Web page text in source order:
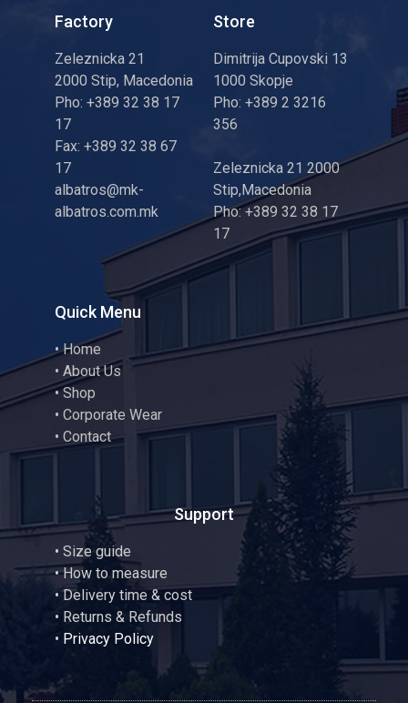
Factory
Zeleznicka 21
2000 Stip, Macedonia
Pho: +389 32 38 17
17
Fax: +389 32 38 67
17
albatros@mk-
albatros.com.mk
Store
Dimitrija Cupovski 13
1000 Skopje
Pho: +389 2 3216
356
Zeleznicka 21 2000
Stip,Macedonia
Pho: +389 32 38 17
17
Quick Menu
•Home
• About Us
•Shop
• Corporate Wear
• Contact
Support
• Size guide
•How to measure
• Delivery time & cost
• Returns & Refunds
• Privacy Policy